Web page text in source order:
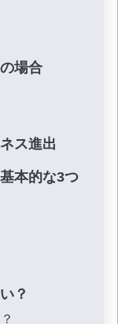
場合
ス進出
本的な3つ
？